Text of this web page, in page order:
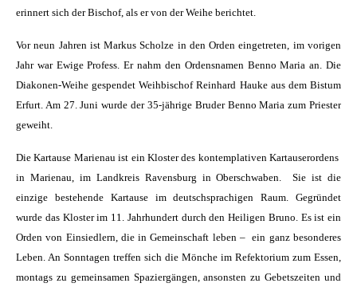
erinnert sich der Bischof, als er von der Weihe berichtet.
Vor neun Jahren ist Markus Scholze in den Orden eingetreten, im vorigen
Jahr war Ewige Profess. Er nahm den Ordensnamen Benno Maria an. Die
Diakonen-Weihe gespendet Weihbischof Reinhard Hauke aus dem Bistum
Erfurt. Am 27. Juni wurde der 35-jährige Bruder Benno Maria zum Priester
geweiht.
Die Kartause Marienau ist ein Kloster des kontemplativen Kartauserordens
in Marienau, im Landkreis Ravensburg in Oberschwaben. Sie ist die
einzige bestehende Kartause im deutschsprachigen Raum. Gegründet
wurde das Kloster im 11. Jahrhundert durch den Heiligen Bruno. Es ist ein
Orden von Einsiedlern, die in Gemeinschaft leben – ein ganz besonderes
Leben. An Sonntagen treffen sich die Mönche im Refektorium zum Essen,
montags zu gemeinsamen Spaziergängen, ansonsten zu Gebetszeiten und